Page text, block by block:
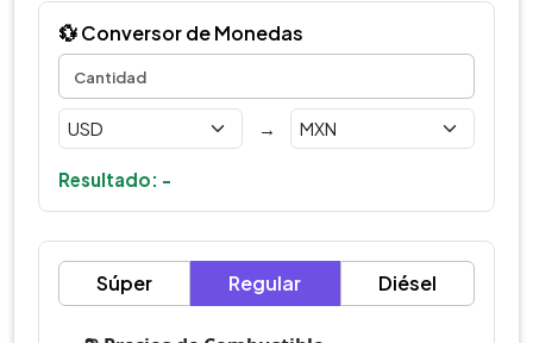
💱 Conversor de Monedas
→
Resultado: -
Súper Regular Diésel